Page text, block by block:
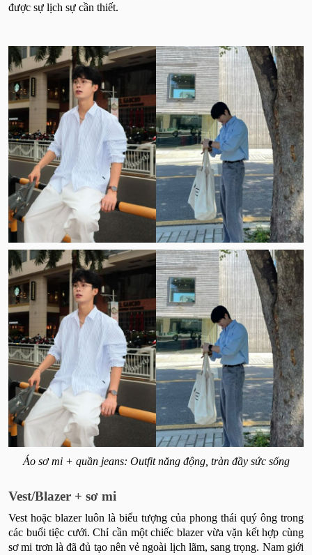
được sự lịch sự cần thiết.
Áo sơ mi + quần jeans: Outfit năng động, tràn đầy sức sống
Vest/Blazer + sơ mi
Vest hoặc blazer luôn là biểu tượng của phong thái quý ông trong
các buổi tiệc cưới. Chỉ cần một chiếc blazer vừa vặn kết hợp cùng
sơ mi trơn là đã đủ tạo nên vẻ ngoài lịch lãm, sang trọng. Nam giới